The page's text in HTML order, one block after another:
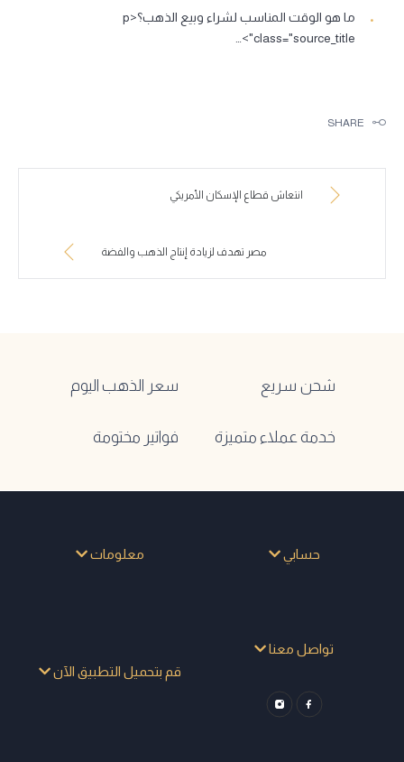
ما هو الوقت المناسب لشراء وبيع الذهب؟<p
class="source_title">…
SHARE
انتعاش قطاع الإسكان الأمريكي
مصر تهدف لزيادة إنتاج الذهب والفضة
شحن سريع سعر الذهب اليوم
خدمة عملاء متميزة فواتير مختومة
حسابي معلومات
تواصل معنا
قم بتحميل التطبيق الآن